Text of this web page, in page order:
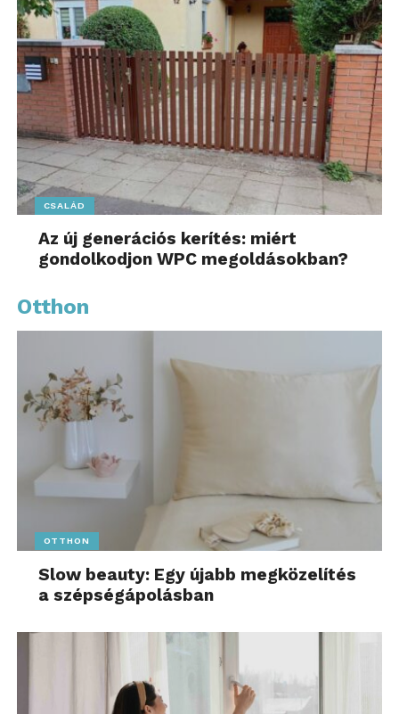
CSALÁD
Az új generációs kerítés: miért
gondolkodjon WPC megoldásokban?
Otthon
OTTHON
Slow beauty: Egy újabb megközelítés
a szépségápolásban